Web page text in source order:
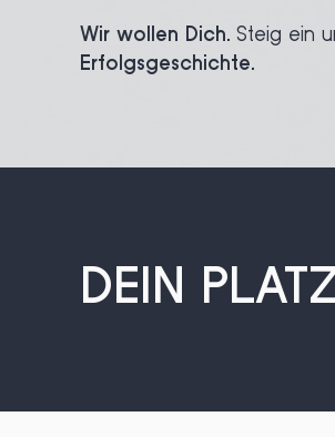
Wir wollen Dich. Steig ein
Erfolgsgeschichte.
DEIN